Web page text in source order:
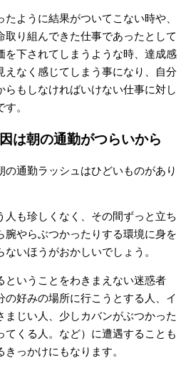
ように結果がついてこない時や、
取り組んできた仕事であったとして
を下されてしまうような時、達成感
えなく感じてしまう事になり、自分
らもしなければいけない仕事に対し
。
は朝の通勤がつらいから
の通勤ラッシュはひどいものがあり
人も珍しくなく、その間ずっと立ち
腕やらぶつかったりする環境に身を
いほうがおかしいでしょう。
ということをわきまえない迷惑者
の好みの場所に行こうとする人、イ
まじい人、少しカバンがぶつかった
てくる人。など）に遭遇することも
っかけにもなります。